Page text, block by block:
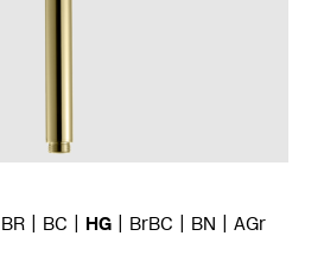
BR BC HG BrBC BN AGr